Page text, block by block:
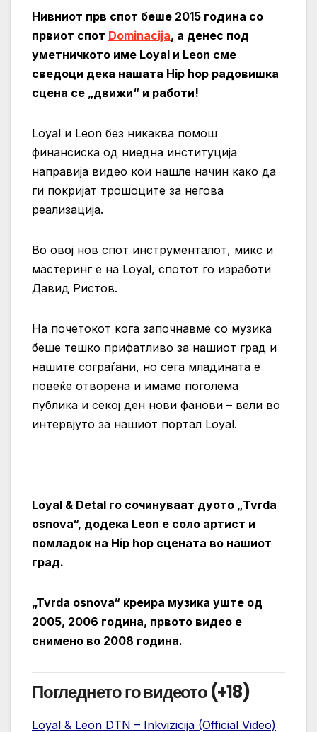
Нивниот прв спот беше 2015 година со
првиот спот Dominacija, а денес под
уметничкото име Loyal и Leon сме
сведоци дека нашата Hip hop радовишка
сцена се „движи“ и работи!
Loyal и Leon без никаква помош
финансиска од ниедна институција
направија видео кои нашле начин како да
ги покријат трошоците за негова
реализација.
Во овој нов спот инструменталот, микс и
мастеринг е на Loyal, спотот го изработи
Давид Ристов.
На почетокот кога започнавме со музика
беше тешко прифатливо за нашиот град и
нашите сограѓани, но сега младината е
повеќе отворена и имаме поголема
публика и секој ден нови фанови – вели во
интервјуто за нашиот портал Loyal.
Loyal & Detal го сочинуваат дуото „Tvrda
osnova“, додека Leon e соло артист и
помладок на Hip hop сцената во нашиот
град.
„Tvrda osnova“ креира музика уште од
2005, 2006 година, првото видео е
снимено во 2008 година.
Погледнето го видеото (+18)
Loyal & Leon DTN – Inkvizicija (Official Video)